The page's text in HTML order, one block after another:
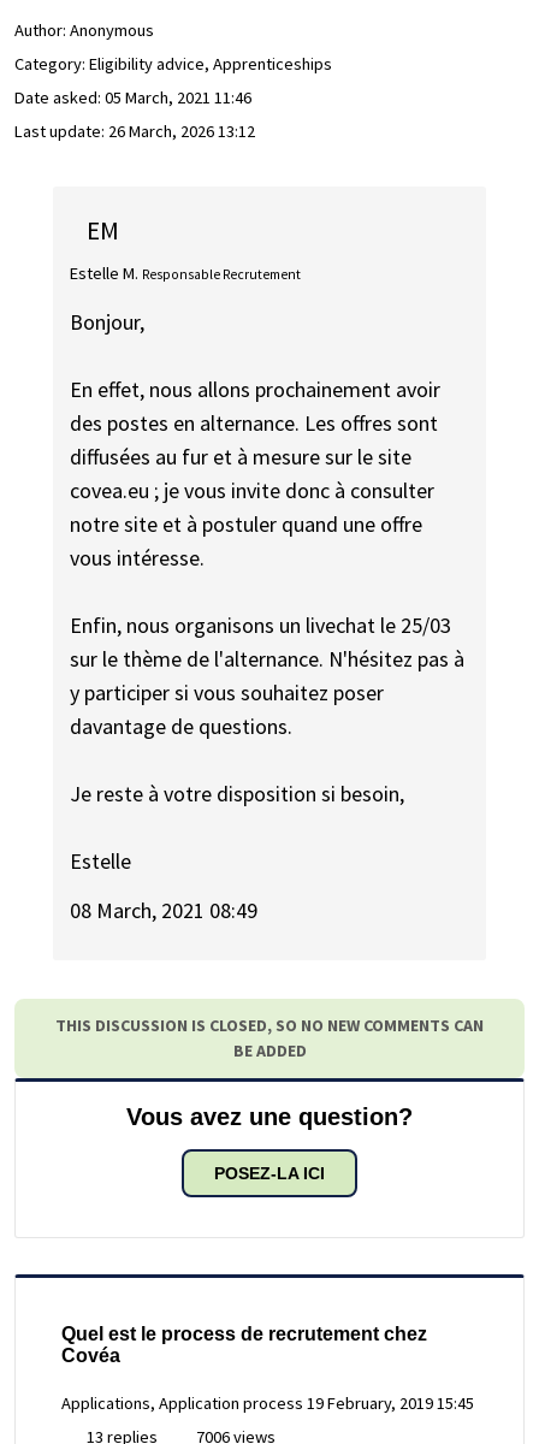
Author: Anonymous
Category: Eligibility advice, Apprenticeships
Date asked: 05 March, 2021 11:46
Last update: 26 March, 2026 13:12
EM
Estelle M. Responsable Recrutement
Bonjour,
En effet, nous allons prochainement avoir
des postes en alternance. Les offres sont
diffusées au fur et à mesure sur le site
covea.eu ; je vous invite donc à consulter
notre site et à postuler quand une offre
vous intéresse.
Enfin, nous organisons un livechat le 25/03
sur le thème de l'alternance. N'hésitez pas à
y participer si vous souhaitez poser
davantage de questions.
Je reste à votre disposition si besoin,
Estelle
08 March, 2021 08:49
THIS DISCUSSION IS CLOSED, SO NO NEW COMMENTS CAN
BE ADDED
Vous avez une question?
POSEZ-LA ICI
Quel est le process de recrutement chez
Covéa
Applications, Application process 19 February, 2019 15:45
13 replies
7006 views